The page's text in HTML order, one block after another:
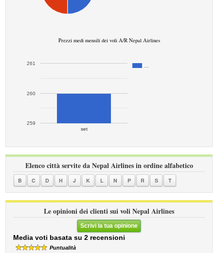
Prezzi medi mensili dei voli A/R Nepal Airlines
set
259
260
261
Elenco città servite da Nepal Airlines in ordine alfabetico
B C D H J K L N P R S T
Le opinioni dei clienti sui voli Nepal Airlines
Scrivi la tua opinione
Media voti basata su 2 recensioni
Puntualità